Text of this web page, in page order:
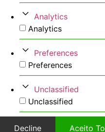
Analytics
Analytics
Preferences
Preferences
Unclassified
Unclassified
Decline Aceito